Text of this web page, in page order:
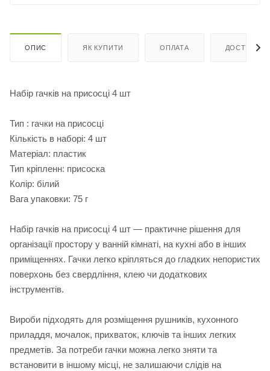
ОПИС ЯК КУПИТИ ОПЛАТА ДОСТАВКА
Набір гачків на присосці 4 шт
Тип : гачки на присосці
Кількість в наборі: 4 шт
Матеріал: пластик
Тип кріпленн: присоска
Колір: білий
Вага упаковки: 75 г
Набір гачків на присосці 4 шт — практичне рішення для
організації простору у ванній кімнаті, на кухні або в інших
приміщеннях. Гачки легко кріпляться до гладких непористих
поверхонь без свердління, клею чи додаткових
інструментів.
Вироби підходять для розміщення рушників, кухонного
приладдя, мочалок, прихваток, ключів та інших легких
предметів. За потреби гачки можна легко зняти та
встановити в іншому місці, не залишаючи слідів на